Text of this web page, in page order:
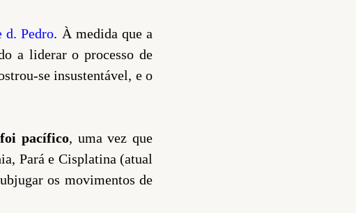
d. Pedro. À medida que a
a liderar o processo de
se insustentável, e o
pacífico, uma vez que
Pará e Cisplatina (atual
os movimentos de